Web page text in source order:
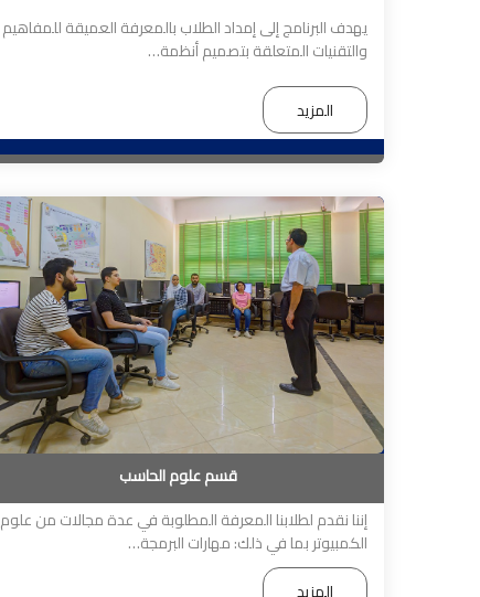
يهدف البرنامج إلى إمداد الطلاب بالمعرفة العميقة للمفاهيم
والتقنيات المتعلقة بتصميم أنظمة…
المزيد
قسم علوم الحاسب
إننا نقدم لطلابنا المعرفة المطلوبة في عدة مجالات من علوم
الكمبيوتر بما في ذلك: مهارات البرمجة…